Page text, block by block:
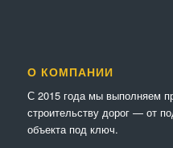
О КОМПАНИИ
С 2015 года мы выполняем
строительству дорог — от
объекта под ключ.